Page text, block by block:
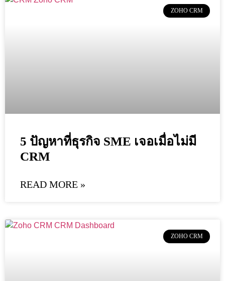
ZOHO CRM
5 ปัญหาที่ธุรกิจ SME เจอเมื่อไม่มี
CRM
READ MORE »
ZOHO CRM